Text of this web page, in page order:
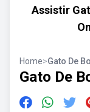
Assistir
Home>Gato De
Gato De